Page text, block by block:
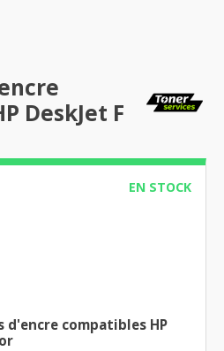
DeskJet F
EN STOCK
d'encre compatibles HP